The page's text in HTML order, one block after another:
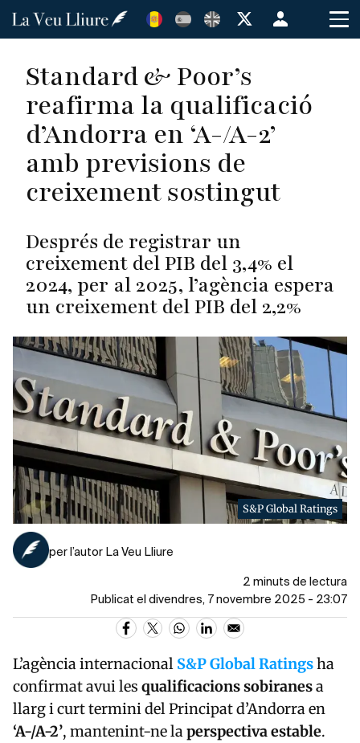
Vés
Menú
de
usuario
Standard & Poor’s
reafirma la qualificació
d’Andorra en ‘A-/A-2’
amb previsions de
creixement sostingut
Després de registrar un
creixement del PIB del 3,4% el
2024, per al 2025, l’agència espera
un creixement del PIB del 2,2%
S&P Global Ratings
per l’autor La Veu Lliure
2 minuts de lectura
Publicat el divendres, 7 novembre 2025 - 23:07
L’agència internacional S&P Global Ratingsha
confirmat avui les qualificacions sobiranesa
llarg i curt termini del Principat d’Andorra en
‘A-/A-2’, mantenint-ne laperspectiva estable.